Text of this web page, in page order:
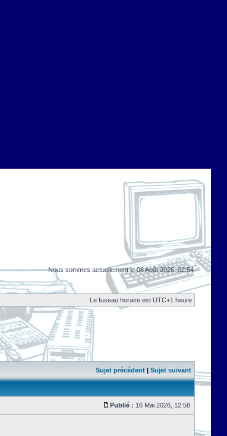
Nous sommes actuellement le 08 Août 2026, 02:54
Le fuseau horaire est UTC+1 heure
Sujet précédent | Sujet suivant
Publié : 16 Mai 2026, 12:58